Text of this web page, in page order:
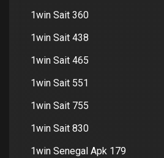
1win Sait 360
1win Sait 438
1win Sait 465
1win Sait 551
1win Sait 755
1win Sait 830
1win Senegal Apk 179